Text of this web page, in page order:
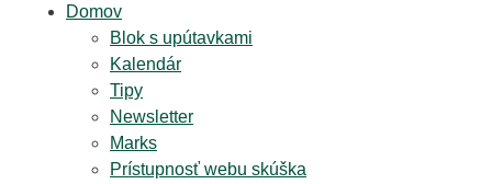
Domov
Blok s upútavkami
Kalendár
Tipy
Newsletter
Marks
Prístupnosť webu skúška